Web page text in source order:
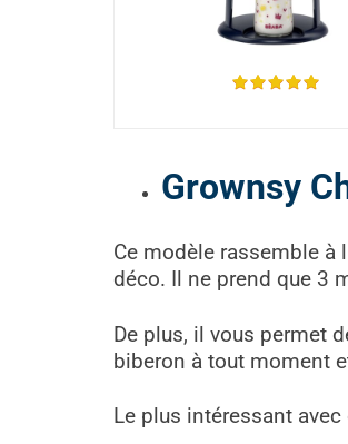
Grownsy
Ce modèle rassemble
déco. Il ne prend que 3
De plus, il vous permet
biberon à tout moment
Le plus intéressant